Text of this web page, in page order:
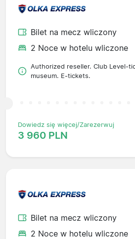
Bilet na mecz wliczony
2 Noce w hotelu wliczone
Authorized reseller. Club Level-
museum. E-tickets.
Dowiedz się więcej/Zarezerwuj
3 960 PLN
Bilet na mecz wliczony
2 Noce w hotelu wliczone